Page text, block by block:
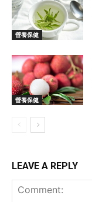
營養保健
營養保健
LEAVE A REPLY